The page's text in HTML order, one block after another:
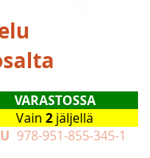
VARASTOSSA
Vain 2 jäljellä
978-951-855-345-1